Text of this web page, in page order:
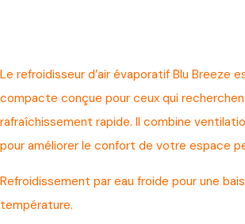
Le refroidisseur d’air évaporatif Blu Breeze
compacte conçue pour ceux qui
rafraîchissement rapide. Il combine
pour améliorer le confort de votre espace
Refroidissement par eau froide pour une
température.